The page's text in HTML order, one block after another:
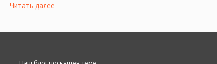
Читать далее